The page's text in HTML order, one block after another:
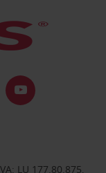
LU 177.80.875,